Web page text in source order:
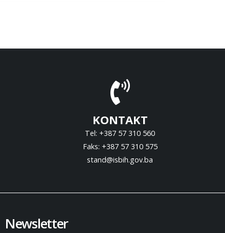
KONTAKT
Tel: +387 57 310 560
Faks: +387 57 310 575
stand@isbih.gov.ba
Newsletter